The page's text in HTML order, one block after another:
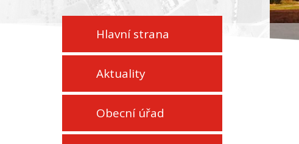
Hlavní strana
Aktuality
Obecní úřad